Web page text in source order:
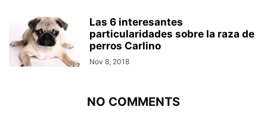
Las 6 interesantes
particularidades sobre la raza de
perros Carlino
Nov 8, 2018
NO COMMENTS